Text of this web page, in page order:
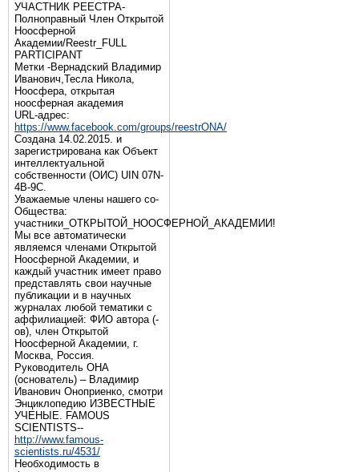
УЧАСТНИК РЕЕСТРА-
Полноправный Член Открытой
Ноосферной
Академии/Reestr_FULL
PARTICIPANT
Метки -Вернадский Владимир
Иванович,Тесла Никола,
Ноосфера, открытая
ноосферная академия
URL-адрес:
https://www.facebook.com/groups/reestrONA/
Создана 14.02.2015. и
зарегистрирована как Объект
интеллектуальной
собственности (ОИС) UIN 07N-
4B-9C.
Уважаемые члены нашего со-
Общества:
участники_ОТКРЫТОЙ_НООСФЕРНОЙ_АКАДЕМИИ!
Мы все автоматически
являемся членами Открытой
Ноосферной Академии, и
каждый участник имеет право
представлять свои научные
публикации и в научных
журналах любой тематики с
аффилиацией: ФИО автора (-
ов), член Открытой
Ноосферной Академии, г.
Москва, Россия.
Руководитель ОНА
(основатель) – Владимир
Иванович Оноприенко, смотри
Энциклопедию ИЗВЕСТНЫЕ
УЧЕНЫЕ. FAMOUS
SCIENTISTS--
http://www.famous-
scientists.ru/4531/
Необходимость в